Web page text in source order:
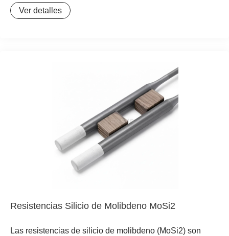
y eficiente en hornos industriales. Fabricada con MoSi2
de alta pureza, esta resistencia calefactora de MoSi2 se
para aplicaciones que demandan temperaturas de hasta
1850°C, destacando por su excelente resistencia a la
oxidación y una prolongada vida útil. Como elemento
calefactor de horno de alta temperatura, la resistencia
Tipo W es crucial en procesos de sinterización,
tratamiento térmico avanzado y fusión de materiales.
Ver detalles
Resistencias Silicio de Molibdeno MoSi2
Las resistencias de silicio de molibdeno (MoSi2) son